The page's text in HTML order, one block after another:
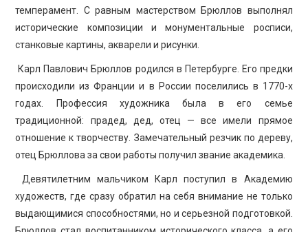
темперамент. С равным мастерством Брюллов выполнял
исторические композиции и монументальные росписи,
станковые картины, акварели и рисунки.
Карл Павлович Брюллов родился в Петербурге. Его предки
происходили из Франции и в России поселились в 1770-х
годах. Профессия художника была в его семье
традиционной: прадед, дед, отец — все имели прямое
отношение к творчеству. Замечательный резчик по дереву,
отец Брюллова за свои работы получил звание академика.
Девятилетним мальчиком Карл поступил в Академию
художеств, где сразу обратил на себя внимание не только
выдающимися способностями, но и серьезной подготовкой.